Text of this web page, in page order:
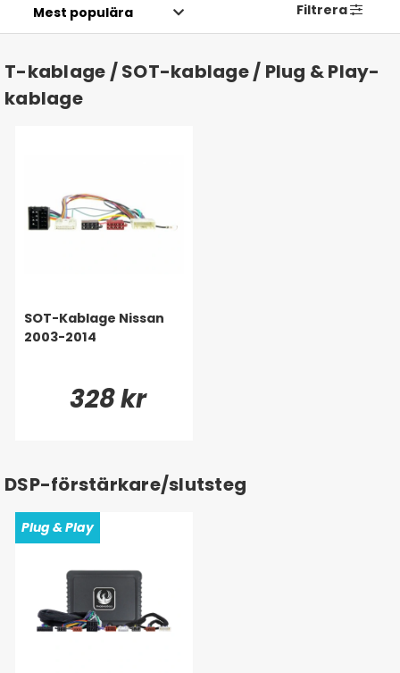
Filtrera
T-kablage / SOT-kablage / Plug & Play-
kablage
SOT-Kablage Nissan
2003-2014
328 kr
DSP-förstärkare/slutsteg
Plug & Play